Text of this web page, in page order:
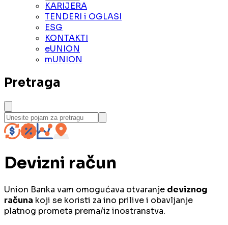
KARIJERA
TENDERI i OGLASI
ESG
KONTAKTI
eUNION
mUNION
Pretraga
Devizni račun
Union Banka vam omogućava otvaranje deviznog
računa koji se koristi za ino prilive i obavljanje
platnog prometa prema/iz inostranstva.